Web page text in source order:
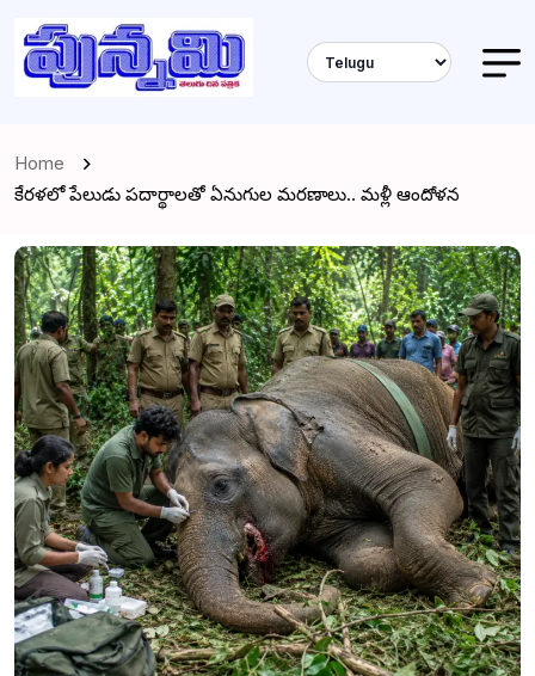
Home
కేరళలో పేలుడు పదార్థాలతో ఏనుగుల మరణాలు.. మళ్లీ ఆందోళన